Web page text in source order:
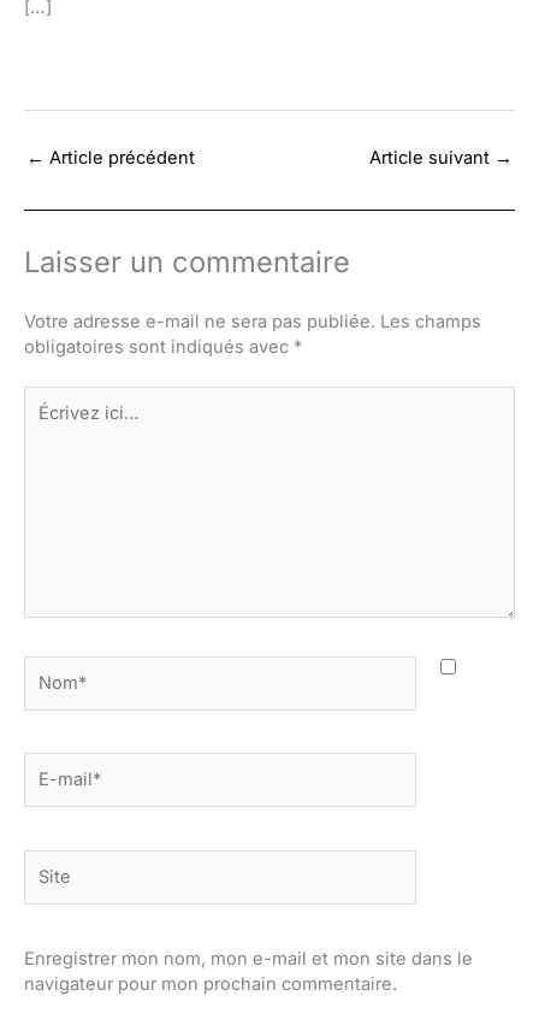
[…]
← Article précédent Article suivant →
Laisser un commentaire
Votre adresse e-mail ne sera pas publiée. Les champs
obligatoires sont indiqués avec *
Écrivez
ici…
mail*
Enregistrer mon nom, mon e-mail et mon site dans le
navigateur pour mon prochain commentaire.